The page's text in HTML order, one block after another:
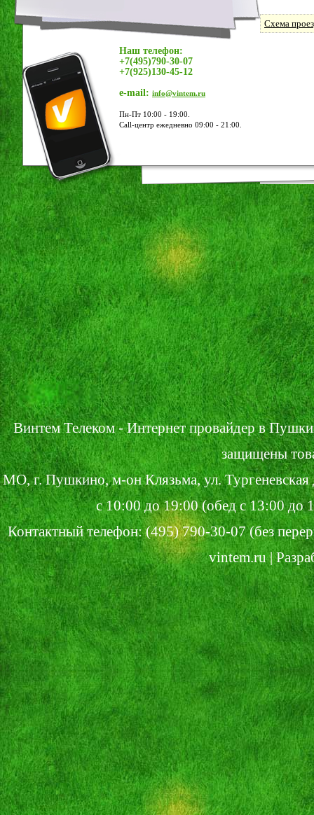
Наш телефон:
+7(495)790-30-07
+7(925)130-45-12
e-mail: info@vintem.ru
Пн-Пт 10:00 - 19:00.
Call-центр ежедневно 09:00 - 21:00.
Схема
Винтем Телеком - Интернет провайдер в
защищены
МО, г. Пушкино, м-он Клязьма, ул.
с 10:00 до 19:00 (обед с 13:00 до
Контактный телефон: (495) 790-30-07 (без
vintem.ru |